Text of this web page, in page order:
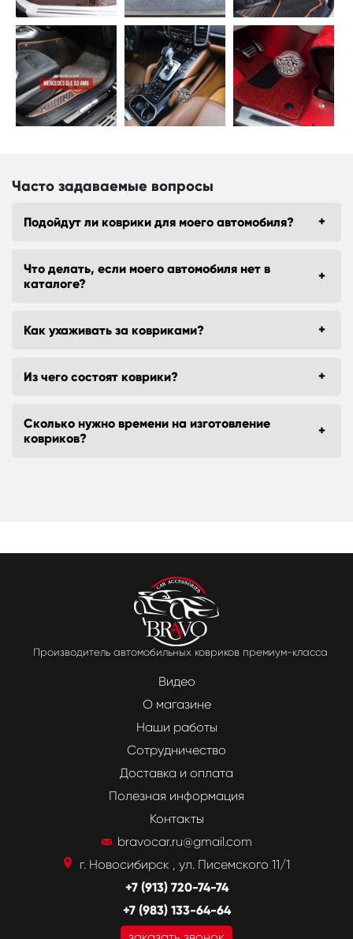
Часто задаваемые вопросы
Подойдут ли коврики для моего автомобиля?
Что делать, если моего автомобиля нет в
каталоге?
Как ухаживать за ковриками?
Из чего состоят коврики?
Сколько нужно времени на изготовление
ковриков?
Производитель автомобильных ковриков премиум-класса
Видео
О магазине
Наши работы
Сотрудничество
Доставка и оплата
Полезная информация
Контакты
bravocar.ru@gmail.com
г. Новосибирск , ул. Писемского 11/1
+7 (913) 720-74-74
+7 (983) 133-64-64